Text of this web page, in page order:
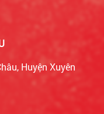
Huyện Xuyên